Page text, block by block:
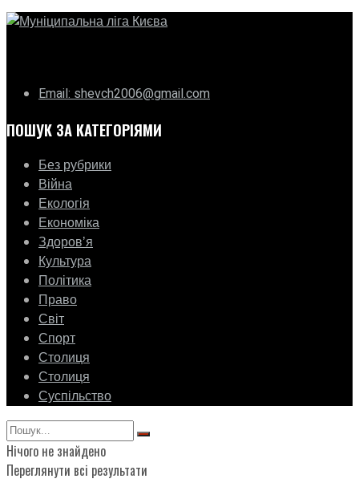
Email: shevch2006@gmail.com
ПОШУК ЗА КАТЕГОРІЯМИ
Без рубрики
Війна
Екологія
Економіка
Здоровʼя
Культура
Політика
Право
Світ
Спорт
Столиця
Столиця
Суспільство
Нічого не знайдено
Переглянути всі результати